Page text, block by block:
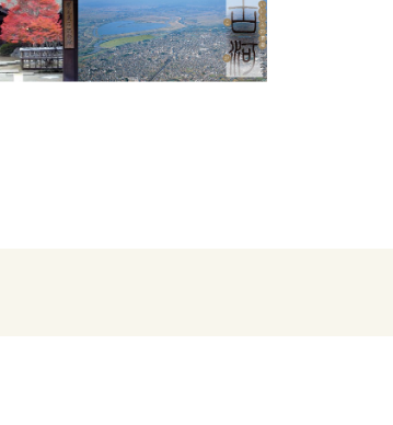
歴史のあ
にも詠わ
方」とし
一円の政
日光街道
跡・歴